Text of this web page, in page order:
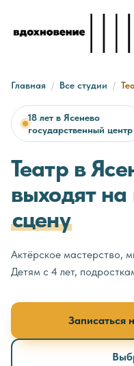
Главная / Все студии /
18 лет в Ясенево
·государственный центр
Театр в
выходят
сцену
Актёрское мастерство,
Детям с 4 лет,
Записаться